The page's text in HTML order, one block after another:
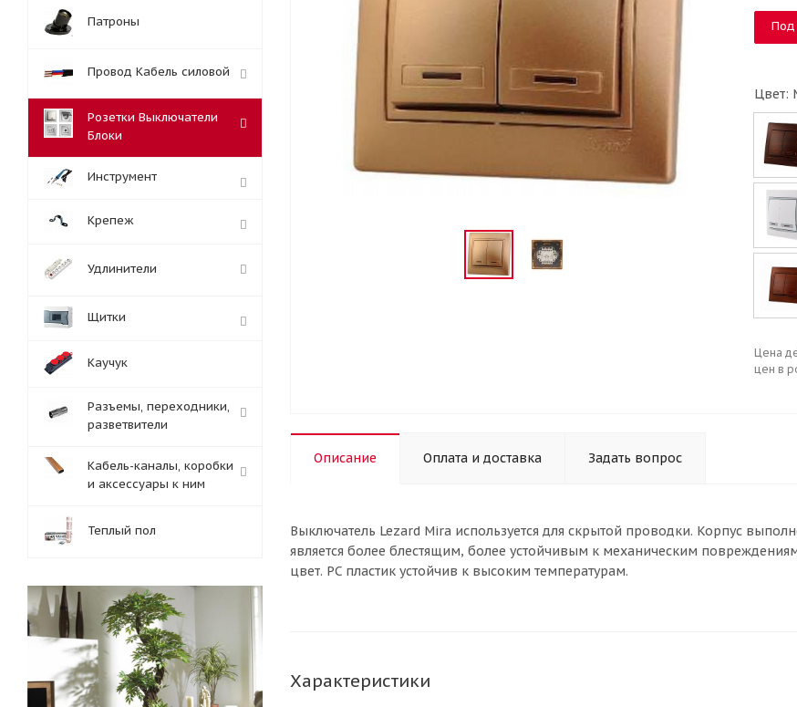
Под
Цвет:
Цена
цен в
Описание Оплата и доставка Задать вопрос
Выключатель Lezard Mira используется для скрытой проводки. Корпус
является более блестящим, более устойчивым к механическим
цвет. PC пластик устойчив к высоким температурам.
Характеристики
Патроны
Провод Кабель силовой
Розетки Выключатели
Блоки
Инструмент
Крепеж
Удлинители
Щитки
Каучук
Разъемы, переходники,
разветвители
Кабель-каналы, коробки
и аксессуары к ним
Теплый пол